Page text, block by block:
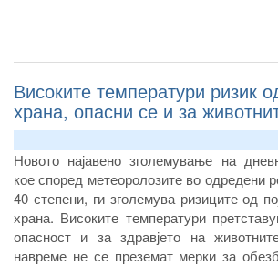
Високите температури ризик
храна, опасни се и за
Новото најавено зголемување на
кое според метеоролозите во одредени
40 степени, ги зголемува ризиците од
храна. Високите температури
опасност и за здравјето на
навреме не се преземат мерки за